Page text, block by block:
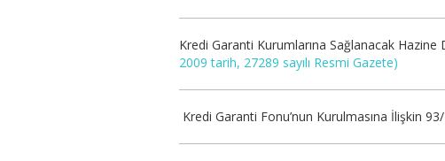
Kredi Garanti Kurumlarına Sağlanacak Hazine
2009 tarih, 27289 sayılı Resmi Gazete)
Kredi Garanti Fonu’nun Kurulmasına İlişkin